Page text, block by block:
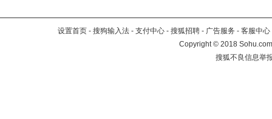
设置首页 - 搜狗输入法 - 支付中心 - 搜狐招聘 - 广告服务 - 客服中心
Copyright©2018
搜狐不良信息举